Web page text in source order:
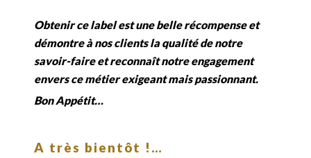
Obtenir ce label est une belle récompense et
démontre à nos clients la qualité de notre
savoir-faire et reconnaît notre engagement
envers ce métier exigeant mais passionnant.
Bon Appétit…
A très bientôt !…